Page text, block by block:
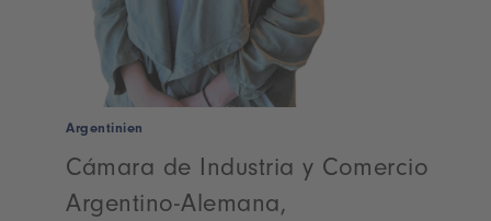
Argentinien
Cámara de Industria y Comercio
Argentino-Alemana,